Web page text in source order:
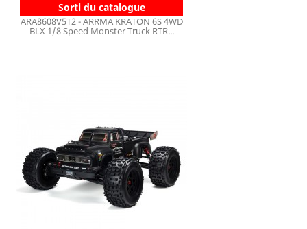
Sorti du catalogue
ARA8608V5T2 - ARRMA KRATON 6S 4WD
BLX 1/8 Speed Monster Truck RTR...